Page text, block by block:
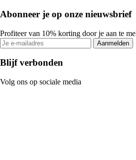
Abonneer je op onze nieuwsbrief
Profiteer van 10% korting door je aan te
Aanmelden
Blijf verbonden
Volg ons op sociale media